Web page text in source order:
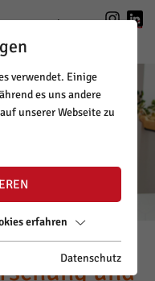
LOGIN|REGISTRIERUNG
und
verwendet. Einige
es uns andere
unserer Webseite zu
erfahren
Datenschutz